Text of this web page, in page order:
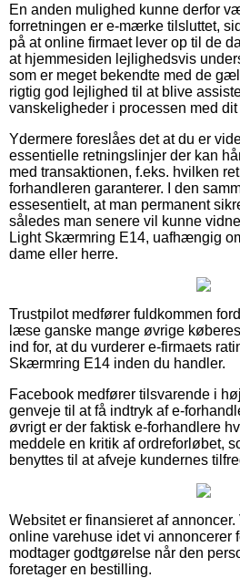
En anden mulighed kunne derfor
forretningen er e-mærke tilsluttet,
på at online firmaet lever op til de
at hjemmesiden lejlighedsvis
som er meget bekendte med de
rigtig god lejlighed til at blive
vanskeligheder i processen med dit
Ydermere foreslåes det at du er
essentielle retningslinjer der kan
med transaktionen, f.eks. hvilken
forhandleren garanterer. I den
essesentielt, at man permanent
således man senere vil kunne
Light Skærmring E14, uafhængig
dame eller herre.
Trustpilot medfører fuldkommen
læse ganske mange øvrige
ind for, at du vurderer e-firmaets
Skærmring E14 inden du handler.
Facebook medfører tilsvarende i
genveje til at få indtryk af e-
øvrigt er der faktisk e-forhandlere
meddele en kritik af ordreforløbet,
benyttes til at afveje kundernes
Websitet er finansieret af
online varehuse idet vi annoncerer
modtager godtgørelse når den
foretager en bestilling.